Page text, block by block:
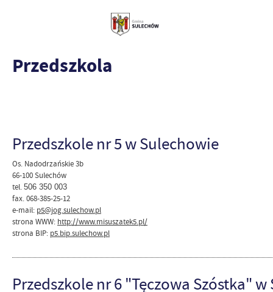
Przedszkola
Przedszkole nr 5 w Sulechowie
Os. Nadodrzańskie 3b
66-100 Sulechów
tel. 506 350 003
fax. 068-385-25-12
e-mail: p5@jog.sulechow.pl
strona WWW: http://www.misuszatek5.pl/
strona BIP: p5.bip.sulechow.pl
Przedszkole nr 6 "Tęczowa Szóstka"